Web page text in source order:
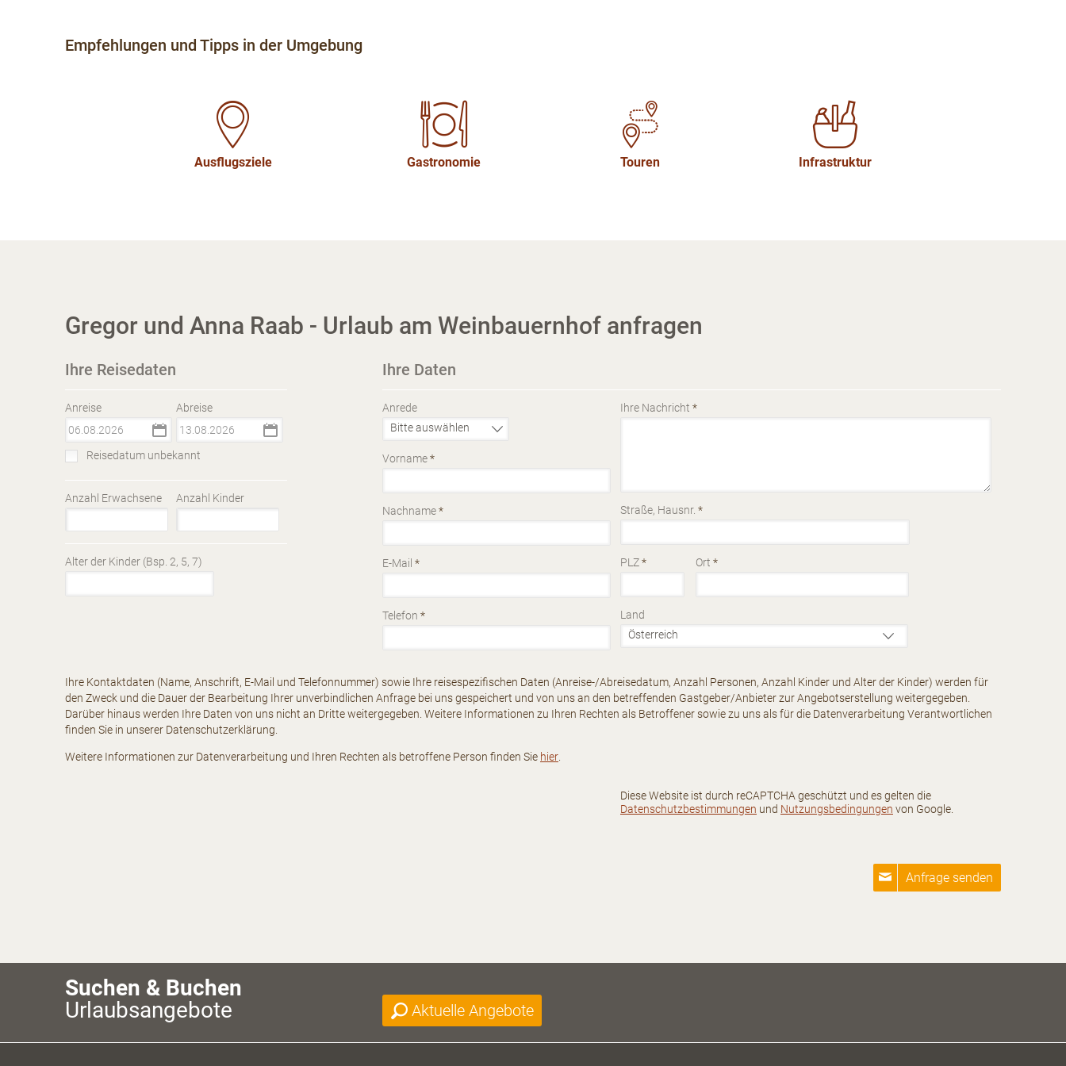
Empfehlungen und Tipps in der Umgebung
Ausflugsziele Gastronomie Touren Infrastruktur
Gregor und Anna Raab - Urlaub am Weinbauernhof anfragen
Ihre Reisedaten
Anreise Abreise
Reisedatum unbekannt
Anzahl Erwachsene Anzahl Kinder
Alter der Kinder (Bsp. 2, 5, 7)
Ihre Daten
Anrede
Vorname*
Nachname*
E-Mail *
Telefon *
Ihre Nachricht *
Straße, Hausnr. *
PLZ* Ort *
Land
Ihre Kontaktdaten (Name, Anschrift, E-Mail und Telefonnummer) sowie Ihre reisespezifischen Daten (Anreise-/Abreisedatum, Anzahl Personen, Anzahl Kinder und Alter der Kinder) werden für
den Zweck und die Dauer der Bearbeitung Ihrer unverbindlichen Anfrage bei uns gespeichert und von uns an den betreffenden Gastgeber/Anbieter zur Angebotserstellung weitergegeben.
Darüber hinaus werden Ihre Daten von uns nicht an Dritte weitergegeben. Weitere Informationen zu Ihren Rechten als Betroffener sowie zu uns als für die Datenverarbeitung Verantwortlichen
finden Sie in unserer Datenschutzerklärung.
Weitere Informationen zur Datenverarbeitung und Ihren Rechten als betroffene Person finden Sie hier
Diese Website ist durch reCAPTCHA geschützt und es gelten die
Datenschutzbestimmungen und Nutzungsbedingungen von Google.
Anfrage senden
Suchen & Buchen
Urlaubsangebote
Aktuelle Angebote